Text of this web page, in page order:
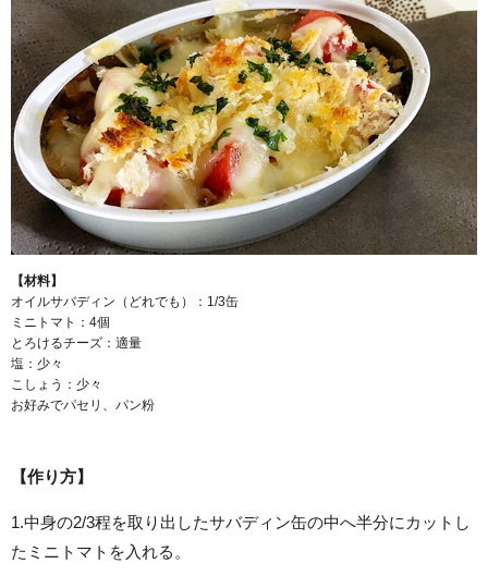
【材料】
オイルサバディン（どれでも）：1/3缶
ミニトマト：4個
とろけるチーズ：適量
塩：少々
こしょう：少々
お好みでパセリ、パン粉
【作り方】
1.中身の2/3程を取り出したサバディン缶の中へ半分にカットし
たミニトマトを入れる。